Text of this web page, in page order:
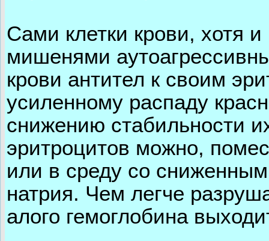
Сами клетки крови, хотя
мишенями
крови антител к своим
усиленному распаду
снижению стабильности
эритроцитов можно,
или в среду со
натрия. Чем легче
алого гемоглобина